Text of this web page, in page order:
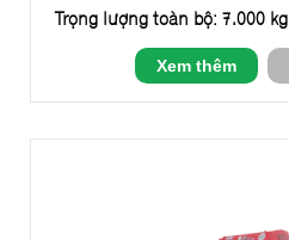
Trọng lượng toàn bộ: 7.000 kg
Xem thêm